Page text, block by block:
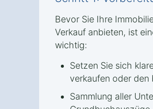
Bevor Sie Ihre
Verkauf anbieten, ist
wichtig:
Setzen Sie sich
verkaufen oder den
Sammlung aller